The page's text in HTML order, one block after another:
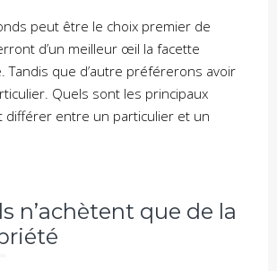
peut être le choix premier de
d’un meilleur œil la facette
Tandis que d’autre préférerons avoir
Quels sont les principaux
différer entre un particulier et un
n’achètent que de la